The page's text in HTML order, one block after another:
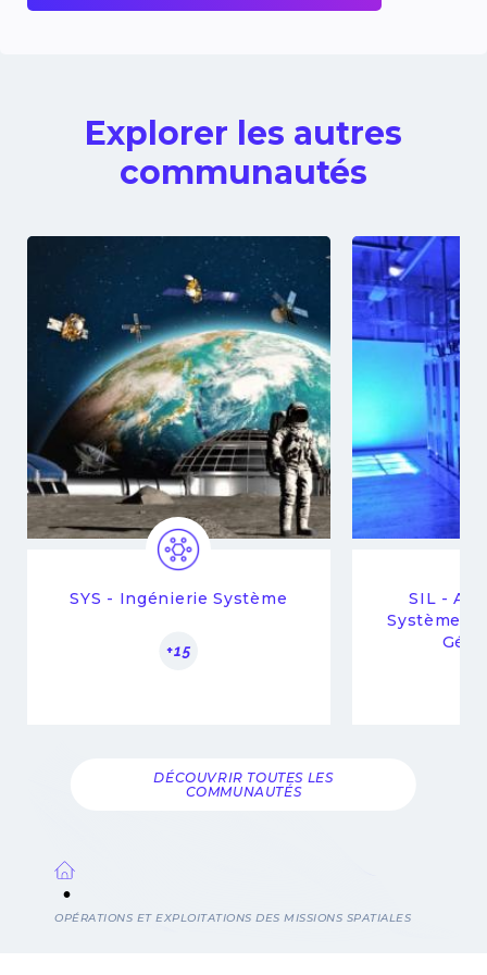
Explorer les autres
communautés
SYS - Ingénierie Système
+15
SIL -
Systèmes
DÉCOUVRIR TOUTES LES
COMMUNAUTÉS
Fil
OPÉRATIONS ET EXPLOITATIONS DES MISSIONS SPATIALES